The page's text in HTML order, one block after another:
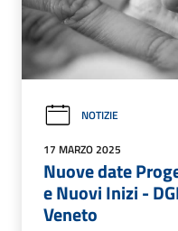
NOTIZIE
17 MARZO 2025
Nuove date
e Nuovi Inizi -
Veneto